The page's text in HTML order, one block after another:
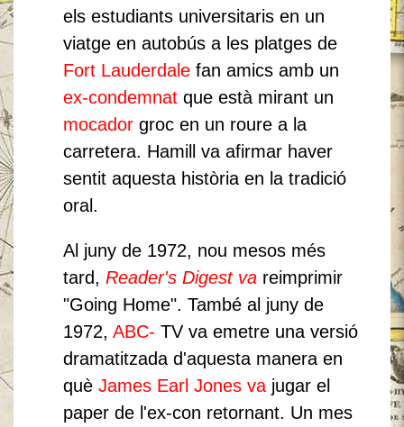
els estudiants universitaris en un
viatge en autobús a les platges de
Fort Lauderdale fan amics amb un
ex-condemnat que està mirant un
mocador groc en un roure a la
carretera. Hamill va afirmar haver
sentit aquesta història en la tradició
oral.
Al juny de 1972, nou mesos més
tard, Reader's Digest va reimprimir
"Going Home". També al juny de
1972, ABC- TV va emetre una versió
dramatitzada d'aquesta manera en
què James Earl Jones va jugar el
paper de l'ex-con retornant. Un mes